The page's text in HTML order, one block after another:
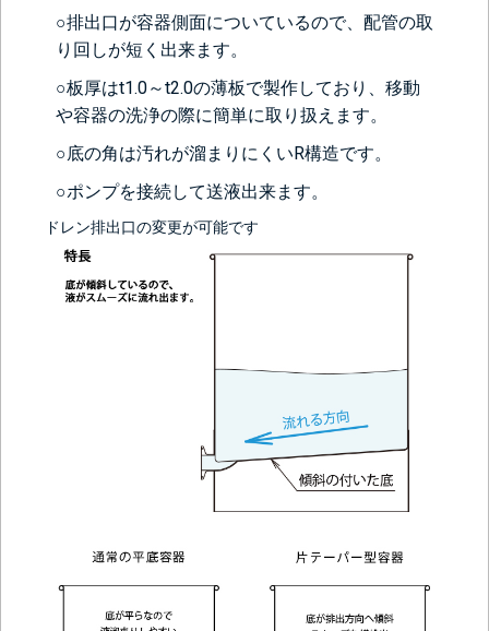
○排出口が容器側面についているので、配管の取
り回しが短く出来ます。
○板厚はt1.0～t2.0の薄板で製作しており、移動
や容器の洗浄の際に簡単に取り扱えます。
○底の角は汚れが溜まりにくいR構造です。
○ポンプを接続して送液出来ます。
ドレン排出口の変更が可能です